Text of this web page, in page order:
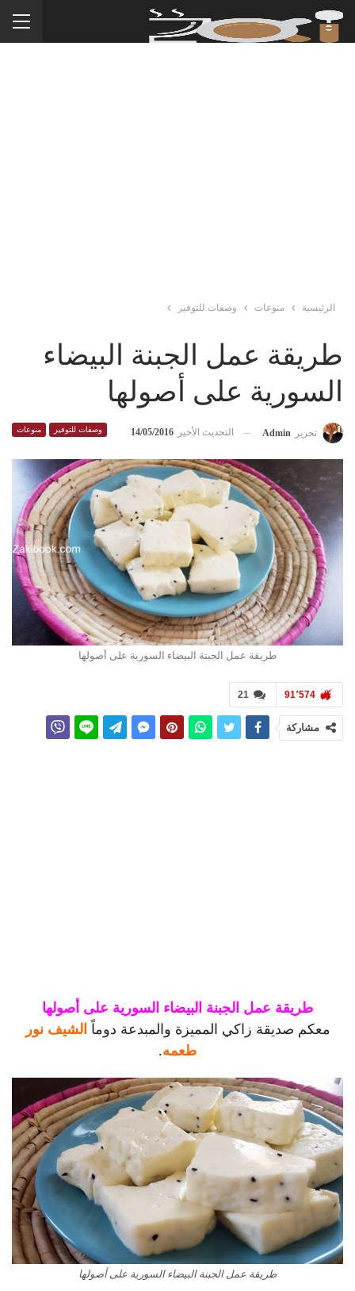
الرئيسية منوعات وصفات للتوفير
طريقة عمل الجبنة البيضاء
السورية على أصولها
وصفات للتوفير منوعات تحرير Admin التحديث الأخير 14/05/2016
طريقة عمل الجبنة البيضاء السورية على أصولها
21 91٬574
مشاركة
طريقة عمل الجبنة البيضاء السورية على أصولها
معكم صديقة زاكي المميزة والمبدعة دوماً الشيف نور
طعمه.
طريقة عمل الجبنة البيضاء السورية على أصولها